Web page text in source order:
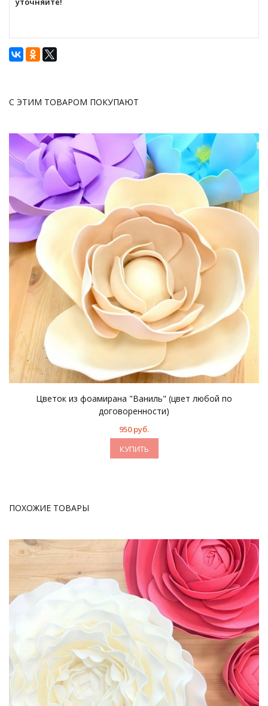
С ЭТИМ ТОВАРОМ ПОКУПАЮТ
Цветок из фоамирана "Ваниль" (цвет любой по
договоренности)
950 руб.
КУПИТЬ
ПОХОЖИЕ ТОВАРЫ